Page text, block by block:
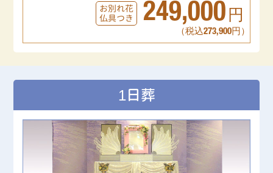
お別れ花
仏具つき
249,000 円
（税込273,900円）
1日葬